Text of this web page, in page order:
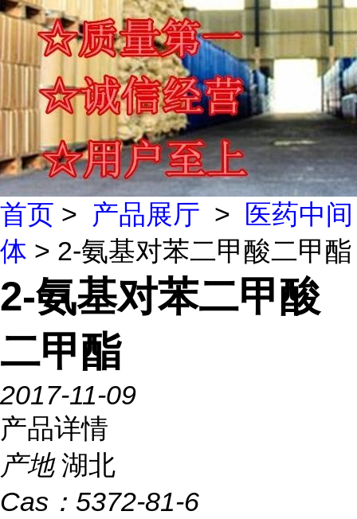
首页 > 产品展厅 >
医药中间
体 > 2-氨基对苯二甲酸二甲酯
2-氨基对苯二甲酸
二甲酯
2017-11-09
产品详情
产地 湖北
Cas： 5372-81-6